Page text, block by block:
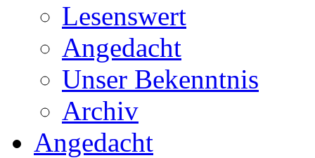
Lesenswert
Angedacht
Unser Bekenntnis
Archiv
Angedacht